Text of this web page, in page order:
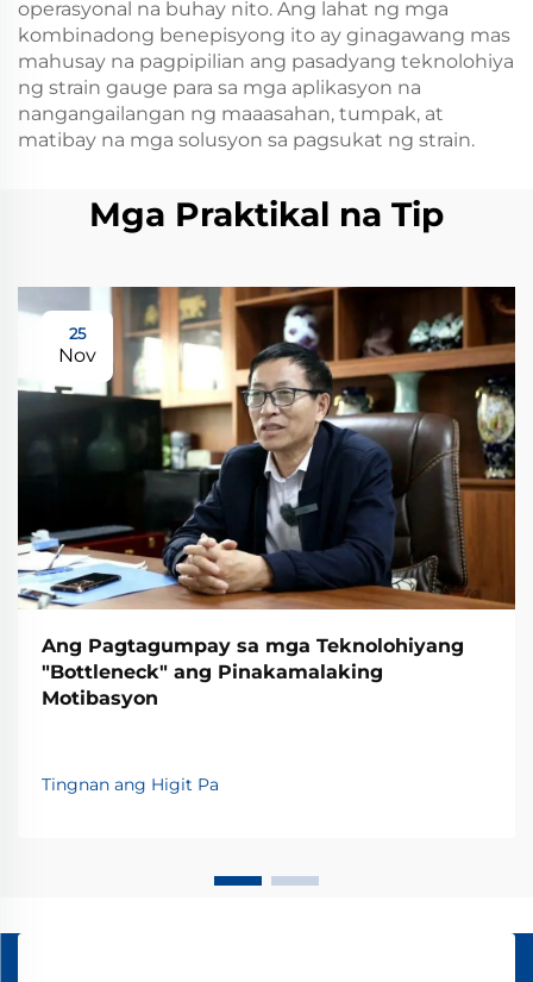
operasyonal na buhay nito. Ang lahat ng mga
kombinadong benepisyong ito ay ginagawang mas
mahusay na pagpipilian ang pasadyang teknolohiya
ng strain gauge para sa mga aplikasyon na
nangangailangan ng maaasahan, tumpak, at
matibay na mga solusyon sa pagsukat ng strain.
Mga Praktikal na Tip
25
Nov
Ang Pagtagumpay sa mga Teknolohiyang
"Bottleneck" ang Pinakamalaking
Motibasyon
Tingnan ang Higit Pa